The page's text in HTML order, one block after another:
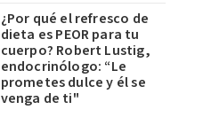
¿Por qué el refresco de
dieta es PEOR para tu
cuerpo? Robert Lustig,
endocrinólogo: “Le
prometes dulce y él se
venga de ti"